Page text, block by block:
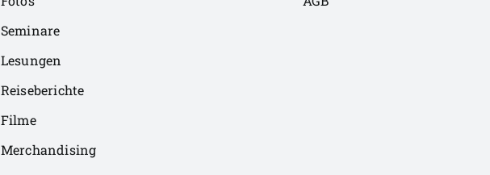
Seminare
Lesungen
Reiseberichte
Filme
Merchandising